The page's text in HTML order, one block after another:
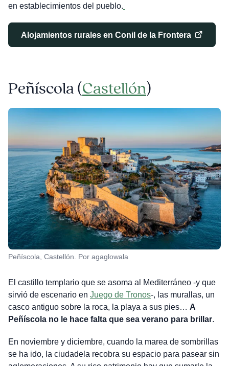
en establecimientos del pueblo.
Alojamientos rurales en Conil de la Frontera
Peñíscola (Castellón)
Peñíscola, Castellón. Por agaglowala
El castillo templario que se asoma al Mediterráneo -y que
sirvió de escenario en Juego de Tronos-, las murallas, un
casco antiguo sobre la roca, la playa a sus pies… A
Peñíscola no le hace falta que sea verano para brillar.
En noviembre y diciembre, cuando la marea de sombrillas
se ha ido, la ciudadela recobra su espacio para pasear sin